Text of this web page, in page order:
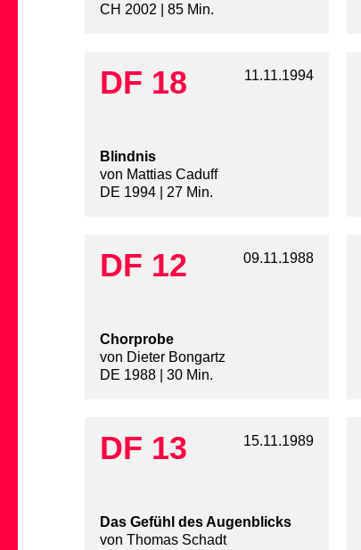
CH 2002 | 85 Min.
DF 18 11.11.1994
Blindnis
von Mattias Caduff
DE 1994 | 27 Min.
DF 12 09.11.1988
Chorprobe
von Dieter Bongartz
DE 1988 | 30 Min.
DF 13 15.11.1989
Das Gefühl des Augenblicks
von Thomas Schadt